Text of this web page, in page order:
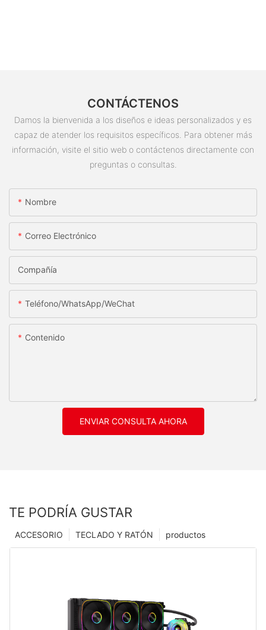
CONTÁCTENOS
Damos la bienvenida a los diseños e ideas personalizados y es
capaz de atender los requisitos específicos. Para obtener más
información, visite el sitio web o contáctenos directamente con
preguntas o consultas.
Nombre
Correo Electrónico
Compañía
Teléfono/WhatsApp/WeChat
Contenido
ENVIAR CONSULTA AHORA
TE PODRÍA GUSTAR
productos
TECLADO Y RATÓN
ACCESORIO